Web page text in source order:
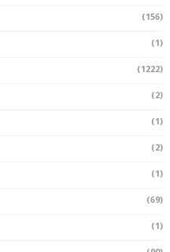
(156)
(1)
(1222)
(2)
(1)
(2)
(1)
(69)
(1)